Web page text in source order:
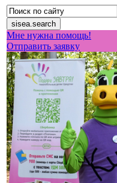
Мне нужна помощь!
Отправить заявку